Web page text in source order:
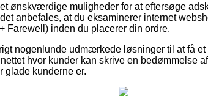
ønskværdige muligheder for at eftersøge
anbefales, at du eksaminerer internet
Farewell) inden du placerer din ordre.
nogenlunde udmærkede løsninger til at få
hvor kunder kan skrive en bedømmelse
glade kunderne er.